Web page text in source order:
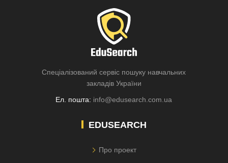
Спеціалізований сервіс пошуку навчальних
закладів України
Ел. пошта: info@edusearch.com.ua
EDUSEARCH
Про проект